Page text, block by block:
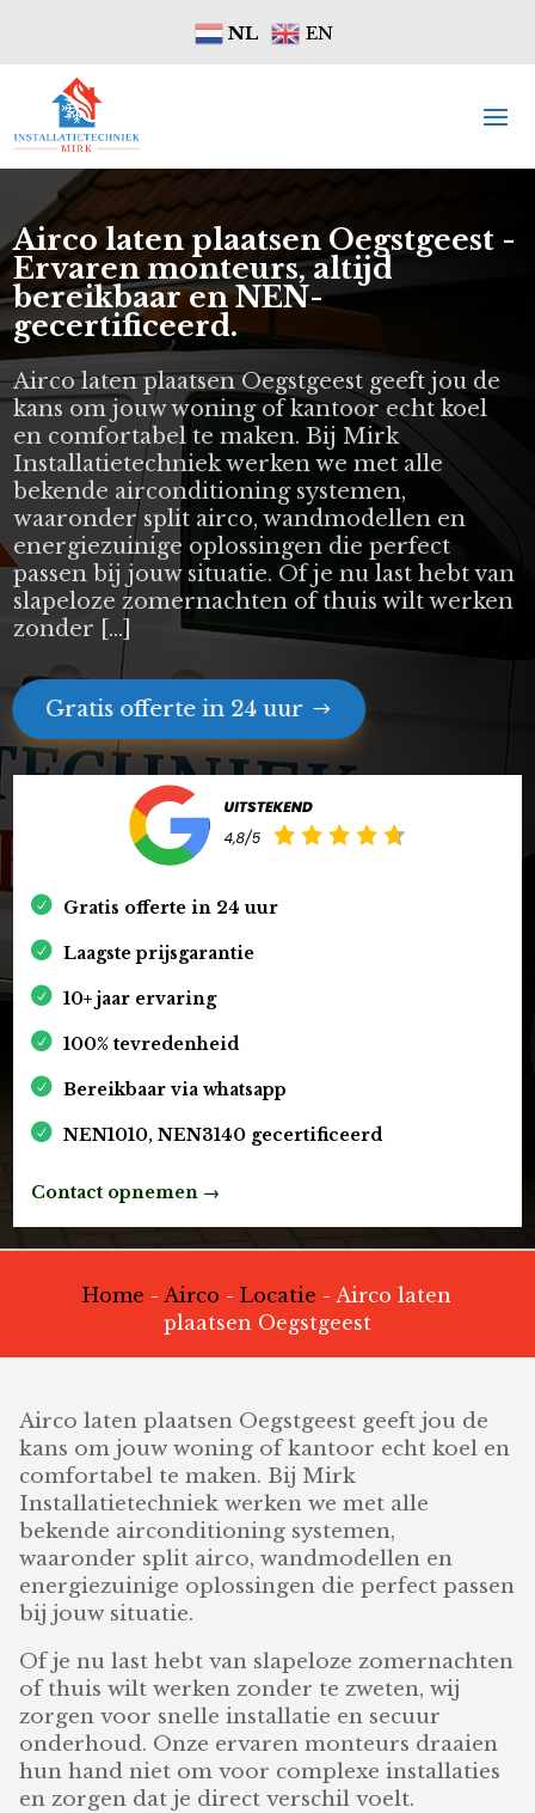
NL EN
Airco laten plaatsen Oegstgeest -
Ervaren monteurs, altijd
bereikbaar en NEN-
gecertificeerd.
Airco laten plaatsen Oegstgeest geeft jou de
kans om jouw woning of kantoor echt koel
en comfortabel te maken. Bij Mirk
Installatietechniek werken we met alle
bekende airconditioning systemen,
waaronder split airco, wandmodellen en
energiezuinige oplossingen die perfect
passen bij jouw situatie. Of je nu last hebt van
slapeloze zomernachten of thuis wilt werken
zonder […]
Gratis offerte in 24 uur
Gratis offerte in 24 uur
Laagste prijsgarantie
10+ jaar ervaring
100% tevredenheid
Bereikbaar via whatsapp
NEN1010, NEN3140 gecertificeerd
Contact opnemen →
Home - Airco -Locatie - Airco laten
plaatsen Oegstgeest
Airco laten plaatsen Oegstgeest geeft jou de
kans om jouw woning of kantoor echt koel en
comfortabel te maken. Bij Mirk
Installatietechniek werken we met alle
bekende airconditioning systemen,
waaronder split airco, wandmodellen en
energiezuinige oplossingen die perfect passen
bij jouw situatie.
Of je nu last hebt van slapeloze zomernachten
of thuis wilt werken zonder te zweten, wij
zorgen voor snelle installatie en secuur
onderhoud. Onze ervaren monteurs draaien
hun hand niet om voor complexe installaties
en zorgen dat je direct verschil voelt.